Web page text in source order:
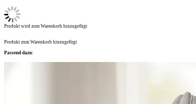
Produkt wird zum Warenkorb hinzugefügt
Produkt zum Warenkorb hinzugefügt
Passend dazu: